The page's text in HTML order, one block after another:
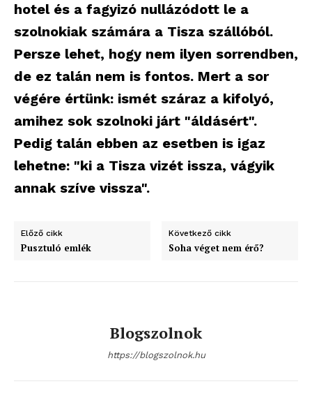
hotel és a fagyizó nullázódott le a
szolnokiak számára a Tisza szállóból.
Persze lehet, hogy nem ilyen sorrendben,
de ez talán nem is fontos. Mert a sor
végére értünk: ismét száraz a kifolyó,
amihez sok szolnoki járt "áldásért".
Pedig talán ebben az esetben is igaz
lehetne: "ki a Tisza vizét issza, vágyik
annak szíve vissza".
Előző cikk
Pusztuló emlék
Következő cikk
Soha véget nem érő?
Blogszolnok
https://blogszolnok.hu